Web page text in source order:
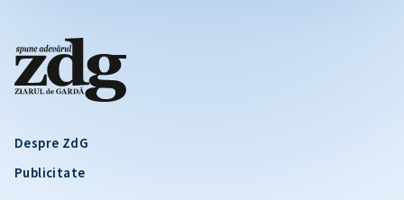
Despre ZdG
Publicitate